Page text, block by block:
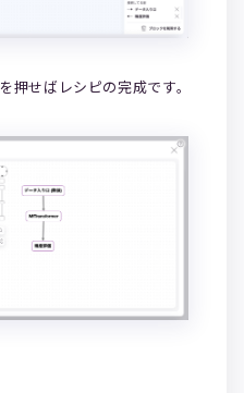
押せばレシピの完成です。